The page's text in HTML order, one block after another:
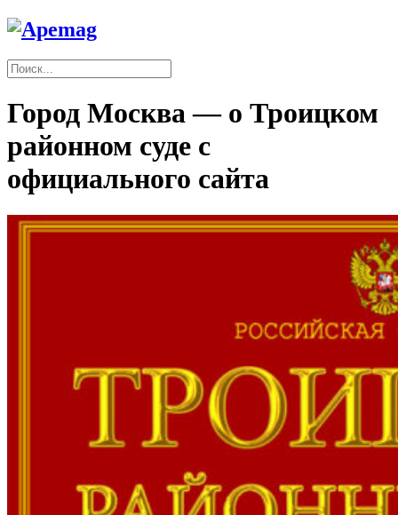
Город Москва — о Троицком
районном суде с
официального сайта